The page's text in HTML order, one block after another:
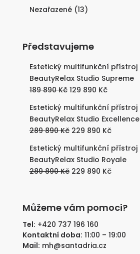
Nezařazené (13)
Představujeme
Estetický multifunkční přístroj
BeautyRelax Studio Supreme
189 890Kč Původní
byla:
189
890 Kč.
129 890 KčAktuální
je:
129
890 Kč.
Estetický multifunkční přístroj
BeautyRelax Studio Excellence
289 890Kč Původní
byla:
289
890 Kč.
229 890 KčAktuální
je:
229
890 Kč.
Estetický multifunkční přístroj
BeautyRelax Studio Royale
289 890Kč Původní
289
890 Kč.
229 890 KčAktuální
229
Můžeme vám pomoci?
Tel: +420 737 196 160
Kontaktní doba: 11:00 – 19:00
Mail: mh@santadria.cz